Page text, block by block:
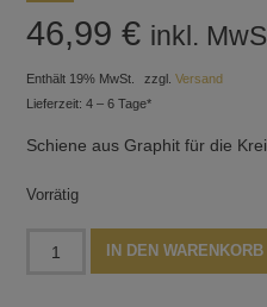
46,99€ inkl.
Enthält 19% MwSt. zzgl.Versand
Lieferzeit: 4 – 6 Tage*
Schiene aus Graphit für die
Vorrätig
Schienen
IN DEN WARENKORB